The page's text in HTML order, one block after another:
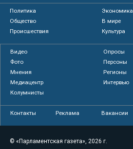
Политика
Экономика
Общество
В мире
Происшествия
Культура
Видео
Опросы
Фото
Персоны
Мнения
Регионы
Медиацентр
Интервью
Колумнисты
Контакты Реклама Вакансии
© «Парламентская газета», 2026 г.